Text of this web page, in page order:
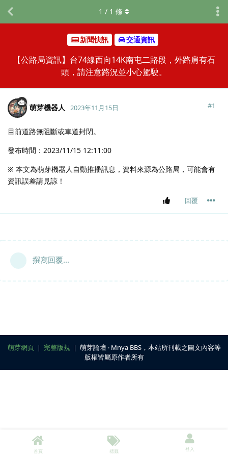
新聞快訊 交通資訊
【公路局資訊】台74線西向14K南屯二路段，外路肩有石
頭，請注意路況並小心駕駛。
1 / 1 條
萌芽機器人 2023年11月15日 #1
目前道路無阻斷或車道封閉。
發布時間：2023/11/15 12:11:00
※ 本文為萌芽機器人自動推播訊息，資料來源為公路局，可能會有
資訊誤差請見諒！
回覆
撰寫回覆...
萌芽網頁｜ 完整版規 ｜ 萌芽論壇 ‧ Mnya BBS，本站所刊載之圖文內容等
版權皆屬原作者所有
首頁 標籤 登入